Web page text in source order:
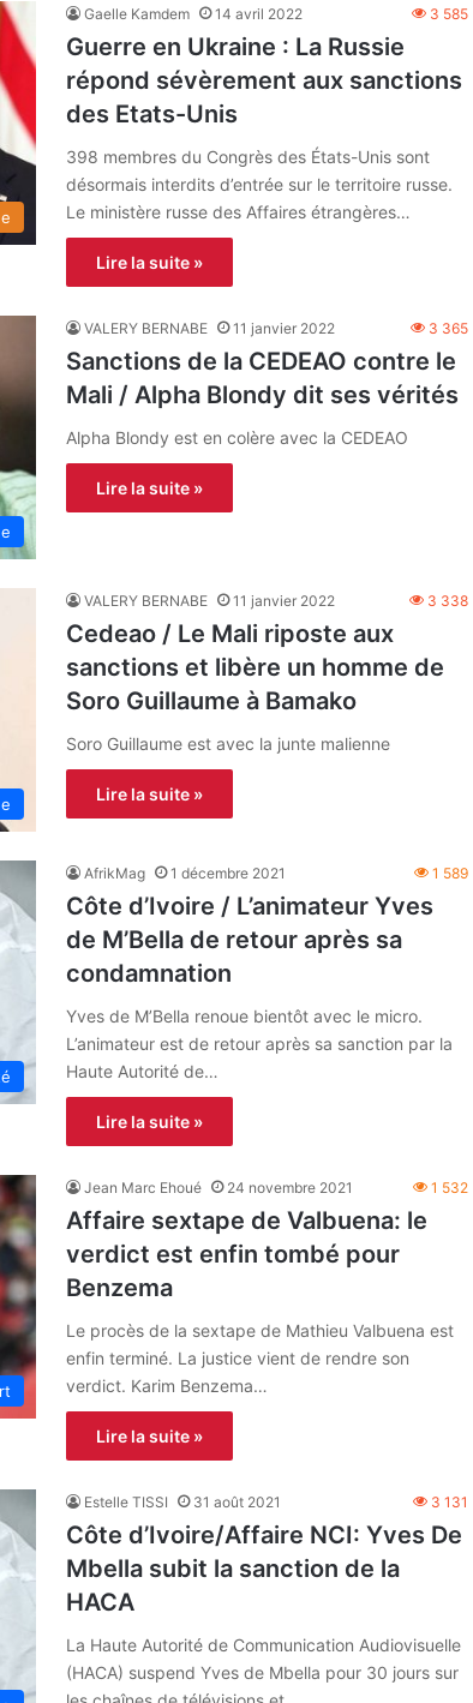
Gaelle Kamdem 14 avril 2022 3 585
Guerre en Ukraine : La Russie
répond sévèrement aux sanctions
des Etats-Unis
398 membres du Congrès des États-Unis sont
désormais interdits d’entrée sur le territoire russe.
Le ministère russe des Affaires étrangères…
Lire la suite »
VALERY BERNABE 11 janvier 2022 3 365
Sanctions de la CEDEAO contre le
Mali / Alpha Blondy dit ses vérités
Alpha Blondy est en colère avec la CEDEAO
Lire la suite »
VALERY BERNABE 11 janvier 2022 3 338
Cedeao / Le Mali riposte aux
sanctions et libère un homme de
Soro Guillaume à Bamako
Soro Guillaume est avec la junte malienne
Lire la suite »
AfrikMag 1 décembre 2021 1 589
Côte d’Ivoire / L’animateur Yves
de M’Bella de retour après sa
condamnation
Yves de M’Bella renoue bientôt avec le micro.
L’animateur est de retour après sa sanction par la
Haute Autorité de…
Lire la suite »
Jean Marc Ehoué 24 novembre 2021 1 532
Affaire sextape de Valbuena: le
verdict est enfin tombé pour
Benzema
Le procès de la sextape de Mathieu Valbuena est
enfin terminé. La justice vient de rendre son
verdict. Karim Benzema…
Lire la suite »
Estelle TISSI 31 août 2021 3 131
Côte d’Ivoire/Affaire NCI: Yves De
Mbella subit la sanction de la
HACA
La Haute Autorité de Communication Audiovisuelle
(HACA) suspend Yves de Mbella pour 30 jours sur